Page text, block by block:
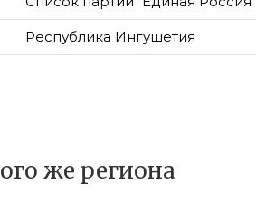
Республика Ингушетия
же региона